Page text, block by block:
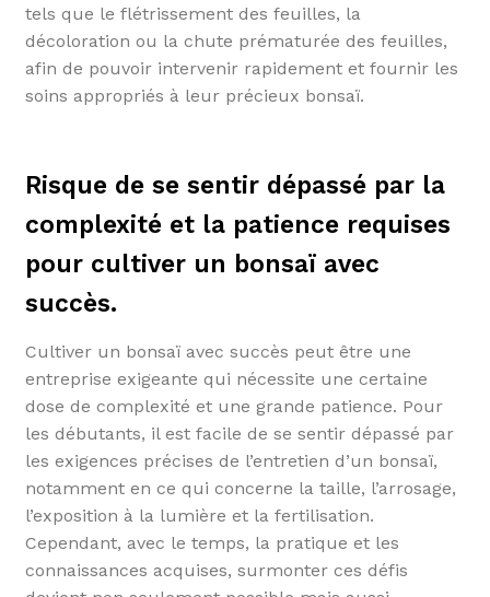
tels que le flétrissement des feuilles, la
décoloration ou la chute prématurée des feuilles,
afin de pouvoir intervenir rapidement et fournir les
soins appropriés à leur précieux bonsaï.
Risque de se sentir dépassé par la
complexité et la patience requises
pour cultiver un bonsaï avec
succès.
Cultiver un bonsaï avec succès peut être une
entreprise exigeante qui nécessite une certaine
dose de complexité et une grande patience. Pour
les débutants, il est facile de se sentir dépassé par
les exigences précises de l’entretien d’un bonsaï,
notamment en ce qui concerne la taille, l’arrosage,
l’exposition à la lumière et la fertilisation.
Cependant, avec le temps, la pratique et les
connaissances acquises, surmonter ces défis